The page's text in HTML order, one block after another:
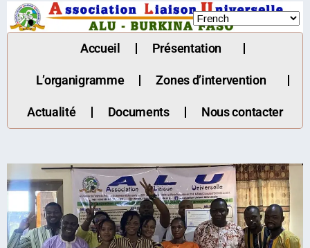
Accueil Présentation
L’organigramme Zones d’intervention
Actualité Documents Nous contacter